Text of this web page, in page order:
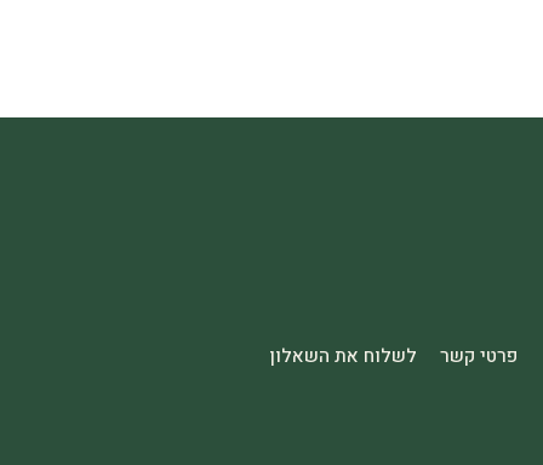
פרטי קשר לשלוח את השאלון